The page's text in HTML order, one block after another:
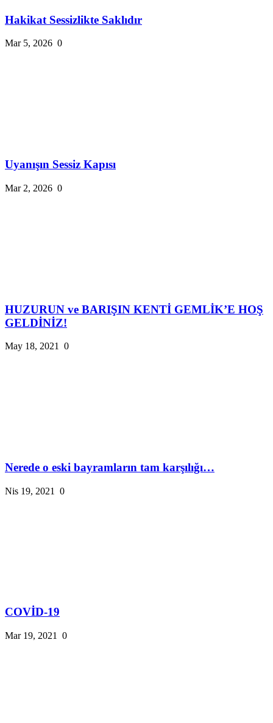
Hakikat Sessizlikte Saklıdır
Mar 5, 2026 0
Uyanışın Sessiz Kapısı
Mar 2, 2026 0
HUZURUN ve BARIŞIN KENTİ GEMLİK’E HOŞ
GELDİNİZ!
May 18, 2021 0
Nerede o eski bayramların tam karşılığı…
Nis 19, 2021 0
COVİD-19
Mar 19, 2021 0